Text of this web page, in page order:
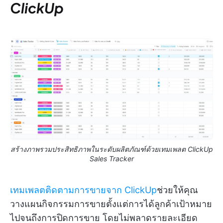
ClickUp
สร้างภาพรวมประสิทธิภาพในระดับผลิตภัณฑ์ด้วยเทมเพลต ClickUp
Sales Tracker
เทมเพลตติดตามการขายจาก ClickUpช่วยให้คุณ
วางแผนกิจกรรมการขายตั้งแต่การได้ลูกค้าเป้าหมาย
ไปจนถึงการปิดการขาย โดยไม่พลาดรายละเอียด